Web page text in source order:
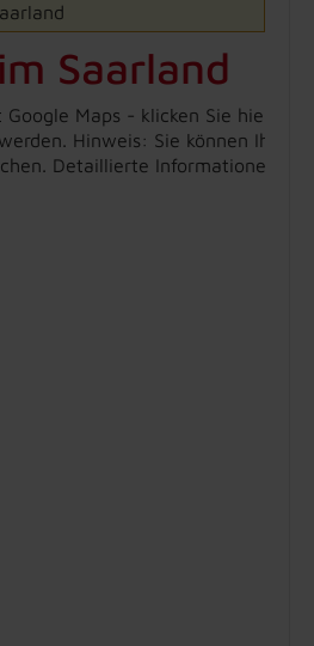
Saarland
Google Maps - klicken Sie hier,
Hinweis: Sie können Ihre
Detaillierte Informationen